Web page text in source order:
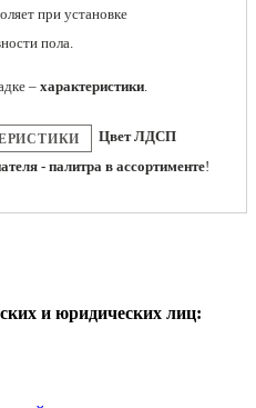
при установке
пола.
– характеристики.
Цвет ЛДСП
- палитра в ассортименте!
и юридических лиц: